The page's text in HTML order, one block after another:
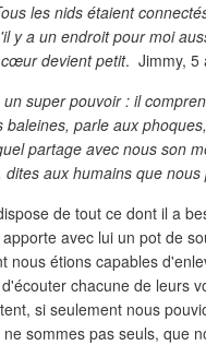
les nids étaient
y a un endroit pour moi
devient petit. Jimmy, 5
un super pouvoir : il
baleines, parle aux
partage avec nous son
dites aux humains que
de tout ce dont il a
avec lui un pot de
nous étions capables
chacune de leurs
si seulement nous
sommes pas seuls, que